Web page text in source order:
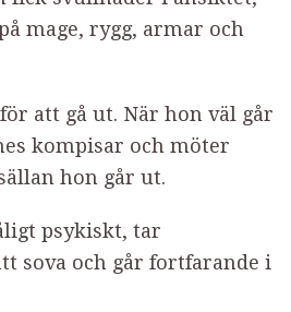
mage, rygg, armar och
att gå ut. När hon väl går
kompisar och möter
hon går ut.
psykiskt, tar
sova och går fortfarande i